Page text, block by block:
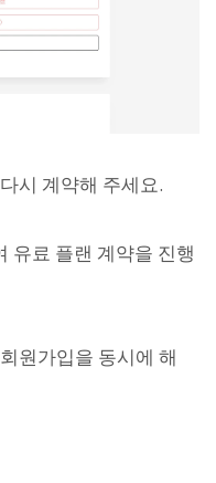
시 계약해 주세요.
유료 플랜 계약을 진행
원가입을 동시에 해